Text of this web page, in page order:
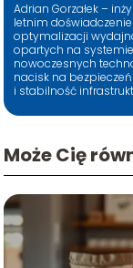
Adrian Gorzałek –
letnim
optymalizacji
opartych na
nowoczesnych
nacisk na
i stabilność
Może Cię